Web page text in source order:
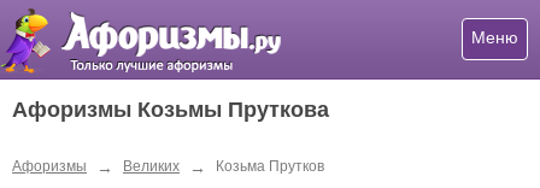
Меню
Афоризмы Козьмы Пруткова
Афоризмы → Великих → Козьма Прутков